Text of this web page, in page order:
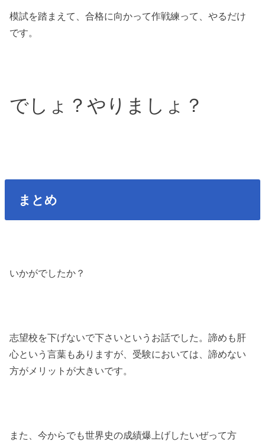
模試を踏まえて、合格に向かって作戦練って、やるだけ
です。
でしょ？やりましょ？
まとめ
いかがでしたか？
志望校を下げないで下さいというお話でした。諦めも肝
心という言葉もありますが、受験においては、諦めない
方がメリットが大きいです。
また、今からでも世界史の成績爆上げしたいぜって方